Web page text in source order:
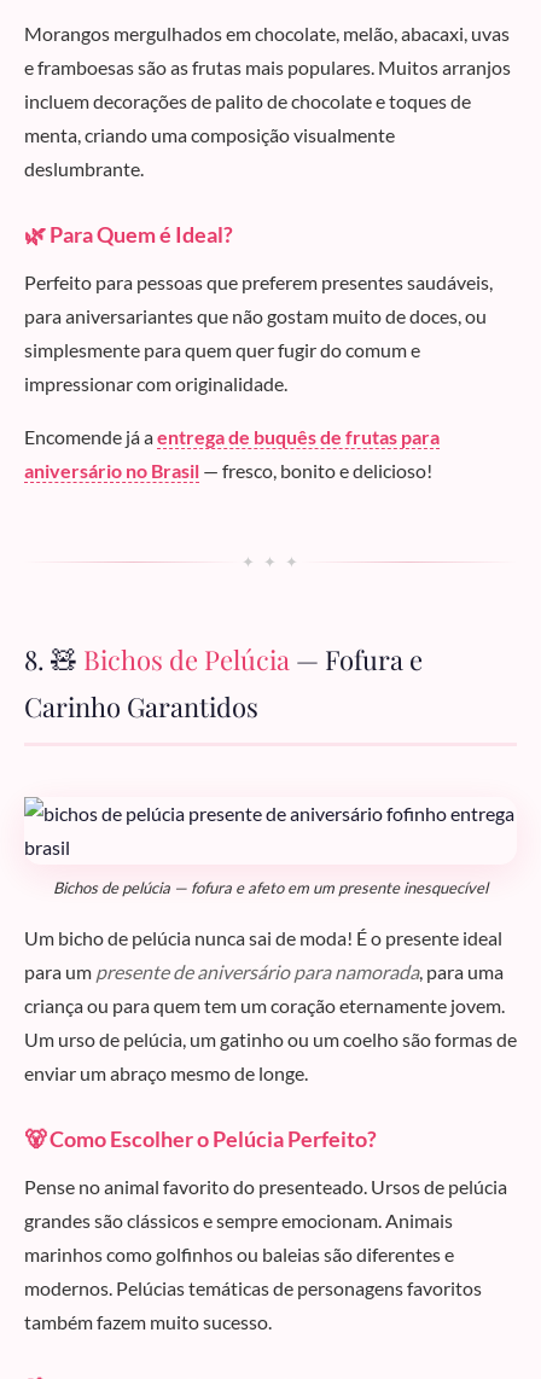
Morangos mergulhados em chocolate, melão, abacaxi, uvas
e framboesas são as frutas mais populares. Muitos arranjos
incluem decorações de palito de chocolate e toques de
menta, criando uma composição visualmente
deslumbrante.
🌿 Para Quem é Ideal?
Perfeito para pessoas que preferem presentes saudáveis,
para aniversariantes que não gostam muito de doces, ou
simplesmente para quem quer fugir do comum e
impressionar com originalidade.
Encomende já aentrega de buquês de frutas para
aniversário no Brasil — fresco, bonito e delicioso!
✦ ✦ ✦
8. 🧸 Bichos de Pelúcia — Fofura e
Carinho Garantidos
Bichos de pelúcia — fofura e afeto em um presente inesquecível
Um bicho de pelúcia nunca sai de moda! É o presente ideal
para um presente de aniversário para namorada, para uma
criança ou para quem tem um coração eternamente jovem.
Um urso de pelúcia, um gatinho ou um coelho são formas de
enviar um abraço mesmo de longe.
🐻 Como Escolher o Pelúcia Perfeito?
Pense no animal favorito do presenteado. Ursos de pelúcia
grandes são clássicos e sempre emocionam. Animais
marinhos como golfinhos ou baleias são diferentes e
modernos. Pelúcias temáticas de personagens favoritos
também fazem muito sucesso.